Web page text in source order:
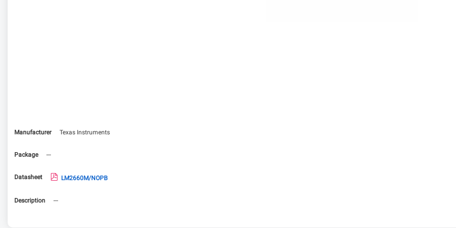
Manufacturer Texas Instruments
Package ---
Datasheet LM2660M/NOPB
Description ---